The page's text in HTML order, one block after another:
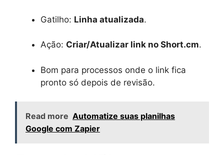
Gatilho: Linha atualizada.
Ação: Criar/Atualizar link no Short.cm.
Bom para processos onde o link fica
pronto só depois de revisão.
Read more Automatize suas planilhas
Google com Zapier